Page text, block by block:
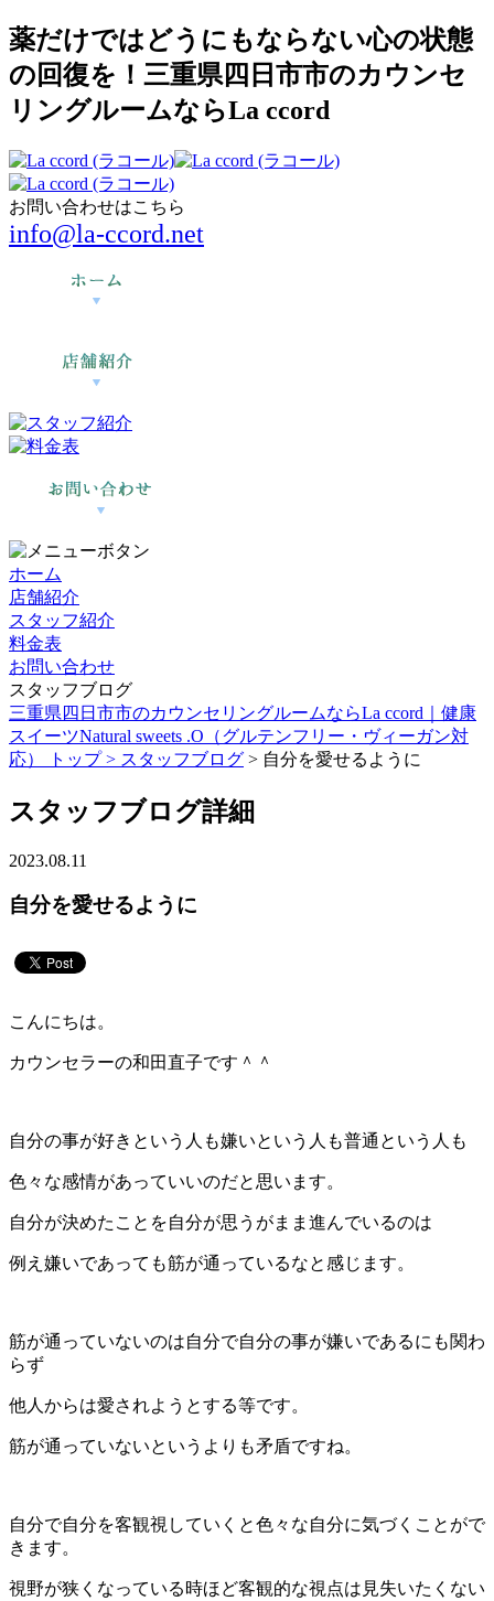
薬だけではどうにもならない心の状態
の回復を！三重県四日市市のカウンセ
リングルームならLa ccord
お問い合わせはこちら
info@la-ccord.net
ホーム
店舗紹介
スタッフ紹介
料金表
お問い合わせ
スタッフブログ
三重県四日市市のカウンセリングルームならLa ccord｜健康
スイーツNatural sweets .O（グルテンフリー・ヴィーガン対
応） トップ > スタッフブログ > 自分を愛せるように
スタッフブログ詳細
2023.08.11
自分を愛せるように
こんにちは。
カウンセラーの和田直子です＾＾
自分の事が好きという人も嫌いという人も普通という人も
色々な感情があっていいのだと思います。
自分が決めたことを自分が思うがまま進んでいるのは
例え嫌いであっても筋が通っているなと感じます。
筋が通っていないのは自分で自分の事が嫌いであるにも関わ
らず
他人からは愛されようとする等です。
筋が通っていないというよりも矛盾ですね。
自分で自分を客観視していくと色々な自分に気づくことがで
きます。
視野が狭くなっている時ほど客観的な視点は見失いたくない